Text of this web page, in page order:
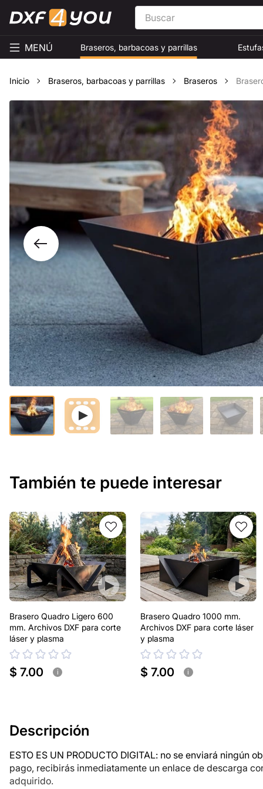
MENÚ Braseros, barbacoas y parrillas
Inicio Braseros, barbacoas y parrillas Braseros
También te puede interesar
Brasero Quadro Ligero 600
mm. Archivos DXF para corte
láser y plasma
$ 7.00 i
Brasero Quadro 1000 mm.
Archivos DXF para corte láser
y plasma
$ 7.00 i
Descripción
ESTO ES UN PRODUCTO DIGITAL: no se enviará ningún
pago, recibirás inmediatamente un enlace de descarga
adquirido.